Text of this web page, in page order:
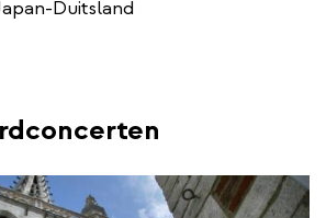
Duitsland